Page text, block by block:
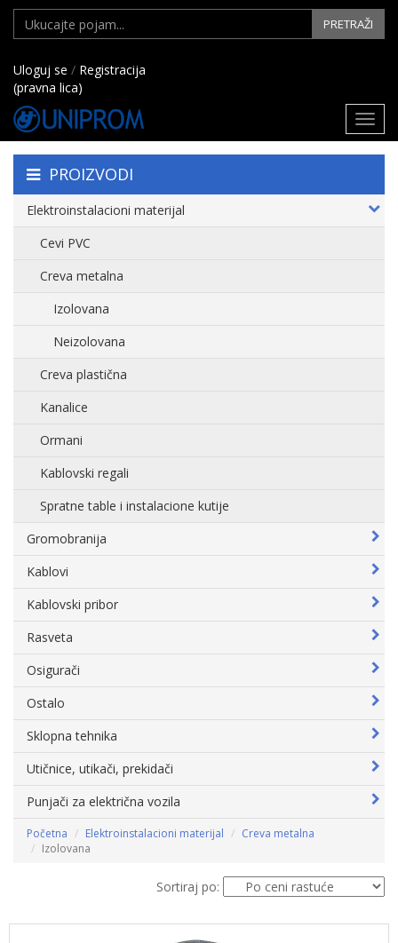
PRETRAŽI
Uloguj se / Registracija
(pravna lica)
PROIZVODI
Elektroinstalacioni materijal
Cevi PVC
Creva metalna
Izolovana
Neizolovana
Creva plastična
Kanalice
Ormani
Kablovski regali
Spratne table i instalacione kutije
Gromobranija
Kablovi
Kablovski pribor
Rasveta
Osigurači
Ostalo
Sklopna tehnika
Utičnice, utikači, prekidači
Punjači za električna vozila
Početna Elektroinstalacioni materijal
Creva metalna
Izolovana
Sortiraj po: